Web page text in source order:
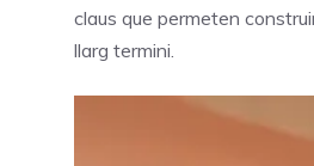
claus que permeten
llarg termini.